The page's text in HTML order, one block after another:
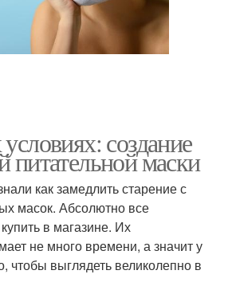
создание
питательной маски
как замедлить старение с
масок. Абсолютно все
в магазине. Их
не много времени, а значит у
чтобы выглядеть великолепно в